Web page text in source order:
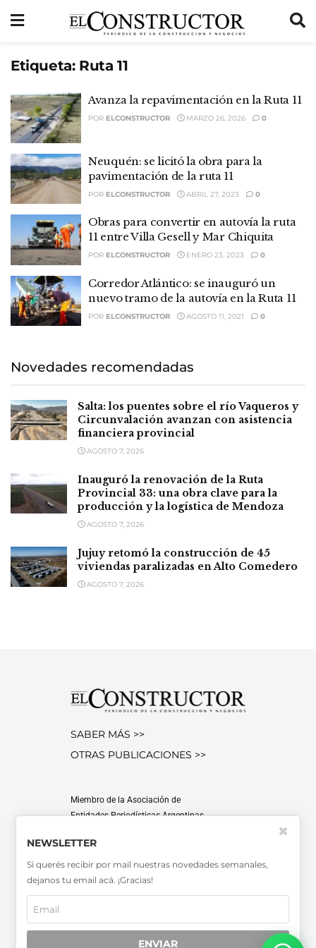
Etiqueta: Ruta 11
Avanza la repavimentación en la Ruta 11
POR ELCONSTRUCTOR MARZO 26, 2026 0
Neuquén: se licitó la obra para la
pavimentación de la ruta 11
POR ELCONSTRUCTOR ABRIL 27, 2023 0
Obras para convertir en autovía la ruta
11 entre Villa Gesell y Mar Chiquita
POR ELCONSTRUCTOR ENERO 23, 2023 0
Corredor Atlántico: se inauguró un
nuevo tramo de la autovía en la Ruta 11
POR ELCONSTRUCTOR AGOSTO 11, 2021 0
Novedades recomendadas
Salta: los puentes sobre el río Vaqueros y
Circunvalación avanzan con asistencia
financiera provincial
AGOSTO 7, 2026
Inauguró la renovación de la Ruta
Provincial 33: una obra clave para la
producción y la logística de Mendoza
AGOSTO 7, 2026
Jujuy retomó la construcción de 45
viviendas paralizadas en Alto Comedero
AGOSTO 7, 2026
SABER MÁS >>
OTRAS PUBLICACIONES >>
Miembro de la Asociación de
Entidades Periodísticas Argentinas
SUSCRIPCIONES
NEWSLETTER
Si querés recibir por mail nuestras novedades semanales,
dejanos tu email acá. ¡Gracias!
ENVIAR
✖